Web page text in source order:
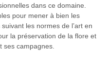
dans ce domaine.
pour mener à bien les
les normes de l’art en
la préservation de la flore et
ses campagnes.